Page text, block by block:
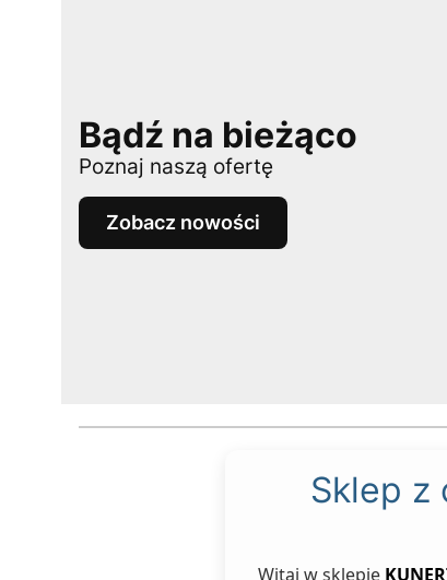
Bądź na bieżąco
Poznaj naszą ofertę
Zobacz nowości
Sklep z
Witaj w sklepie